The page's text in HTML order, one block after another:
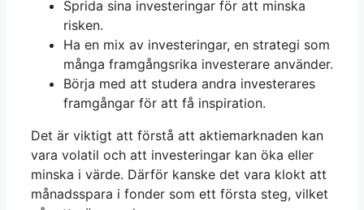
Sprida sina investeringar för att minska
risken.
Ha en mix av investeringar, en strategi som
många framgångsrika investerare använder.
Börja med att studera andra investerares
framgångar för att få inspiration.
Det är viktigt att förstå att aktiemarknaden kan
vara volatil och att investeringar kan öka eller
minska i värde. Därför kanske det vara klokt att
månadsspara i fonder som ett första steg, vilket